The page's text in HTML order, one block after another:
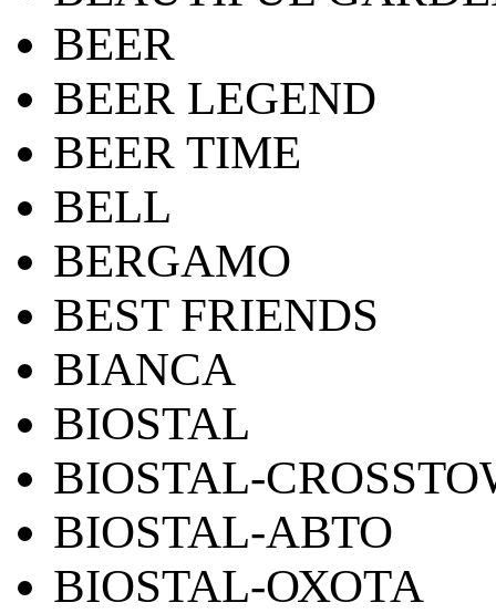
BEER
BEER LEGEND
BEER TIME
BELL
BERGAMO
BEST FRIENDS
BIANCA
BIOSTAL
BIOSTAL-
BIOSTAL-АВТО
BIOSTAL-ОХОТА